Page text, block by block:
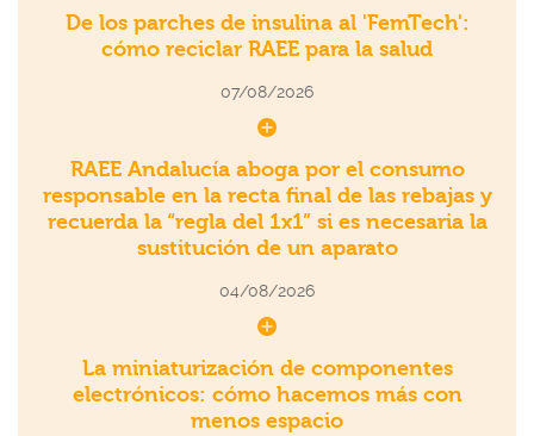
De los parches de insulina al 'FemTech':
cómo reciclar RAEE para la salud
07/08/2026
RAEE Andalucía aboga por el consumo
responsable en la recta final de las rebajas y
recuerda la “regla del 1x1” si es necesaria la
sustitución de un aparato
04/08/2026
La miniaturización de componentes
electrónicos: cómo hacemos más con
menos espacio